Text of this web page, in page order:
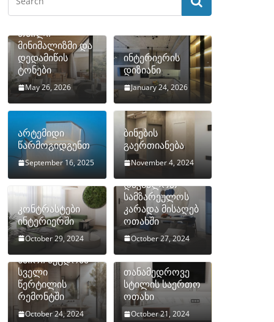
თბილი
მინიმალიზმი და
დედამიწის
ტონები
May 26, 2026
ინტერიერის
დიზიანი
January 24, 2026
არტემიდი
წარმოგიდგენთ
September 16, 2025
ბინების
გაერთიანება
November 4, 2024
კონტრასტები
ინტერიერში
October 29, 2024
როგორ
დავმალოთ
სამზარეულოს
კარადა მისაღებ
ოთახში
October 27, 2024
ხშირი შეცდომა
სველი
წერტილის
რემონტში
October 24, 2024
თანამედროვე
სტილის საერთო
ოთახი
October 21, 2024